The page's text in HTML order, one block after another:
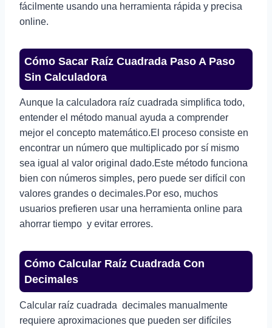
fácilmente usando una herramienta rápida y precisa
online.
Cómo Sacar Raíz Cuadrada Paso A Paso
Sin Calculadora
Aunque la calculadora raíz cuadrada simplifica todo,
entender el método manual ayuda a comprender
mejor el concepto matemático.El proceso consiste en
encontrar un número que multiplicado por sí mismo
sea igual al valor original dado.Este método funciona
bien con números simples, pero puede ser difícil con
valores grandes o decimales.Por eso, muchos
usuarios prefieren usar una herramienta online para
ahorrar tiempo y evitar errores.
Cómo Calcular Raíz Cuadrada Con
Decimales
Calcular raíz cuadrada decimales manualmente
requiere aproximaciones que pueden ser difíciles